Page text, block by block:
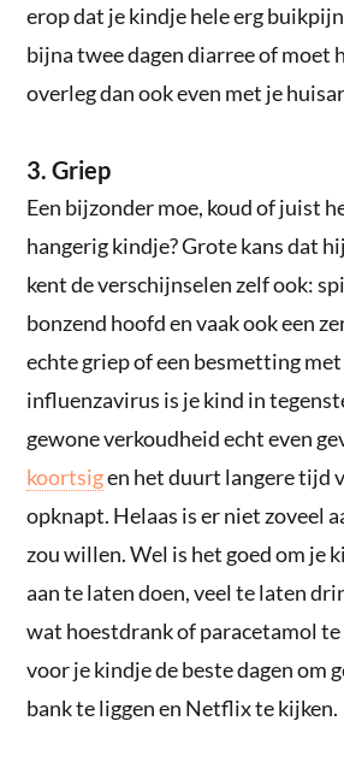
erop dat je kindje hele erg
bijna twee dagen diarree of moet
overleg dan ook even met je
3. Griep
Een bijzonder moe, koud of juist
hangerig kindje? Grote kans dat
kent de verschijnselen zelf ook:
bonzend hoofd en vaak ook een
echte griep of een besmetting
influenzavirus is je kind in
gewone verkoudheid echt even
koortsigen het duurt langere tijd
opknapt. Helaas is er niet zoveel
zou willen. Wel is het goed om je
aan te laten doen, veel te laten
wat hoestdrank of paracetamol
voor je kindje de beste dagen om
bank te liggen en Netflix te kijken.